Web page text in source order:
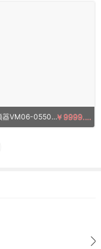
三垦变频器VM06-0550-N4 55KW 380V ￥9999.00